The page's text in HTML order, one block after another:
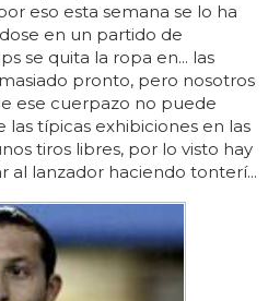
eso esta semana se lo ha
en un partido de
se quita la ropa en... las
pronto, pero nosotros
ese cuerpazo no puede
las típicas exhibiciones en las
tiros libres, por lo visto hay
al lanzador haciendo tonterí...